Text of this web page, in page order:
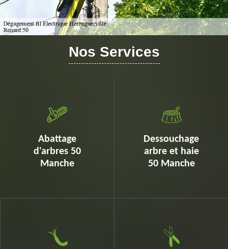
Nos Services
Abattage
d'arbres 50
Manche
Dessouchage
arbre et haie
50 Manche